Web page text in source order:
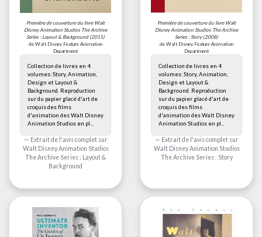
Première de couverture du livre Walt
Disney Animation Studios The Archive
Series : Layout & Background(2011)
de Walt Disney Feature Animation
Department
Collection de livres en 4
volumes: Story, Animation,
Design et Layout &
Background. Reproduction
sur du papier glacé d'art de
croquis des films
d'animation des Walt Disney
Animation Studios en pl...
Extrait de l'avis complet sur
Walt Disney Animation Studios
The Archive Series : Layout &
Background
Première de couverture du livre Walt
Disney Animation Studios The Archive
Series : Story(2008)
de Walt Disney Feature Animation
Department
Collection de livres en 4
volumes: Story, Animation,
Design et Layout &
Background. Reproduction
sur du papier glacé d'art de
croquis des films
d'animation des Walt Disney
Animation Studios en pl...
Extrait de l'avis complet sur
Walt Disney Animation Studios
The Archive Series : Story